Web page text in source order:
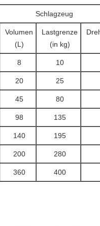
Schlagzeug
Volumen
(L)
Lastgrenze
(in kg)
8 10
20 25
45 80
98 135
140 195
200 280
360 400